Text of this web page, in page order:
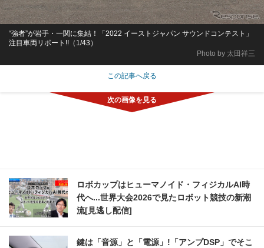
Photo by 太田祥三
“強者”が岩手・一関に集結！「2022 イーストジャパン サウンドコンテスト」
注目車両リポート!!（1/43）
この記事へ戻る
ロボカップはヒューマノイド・フィジカルAI時
代へ...世界大会2026で見たロボット競技の新潮
流[見逃し配信]
鍵は「音源」と「電源」!「アンプDSP」でそこ